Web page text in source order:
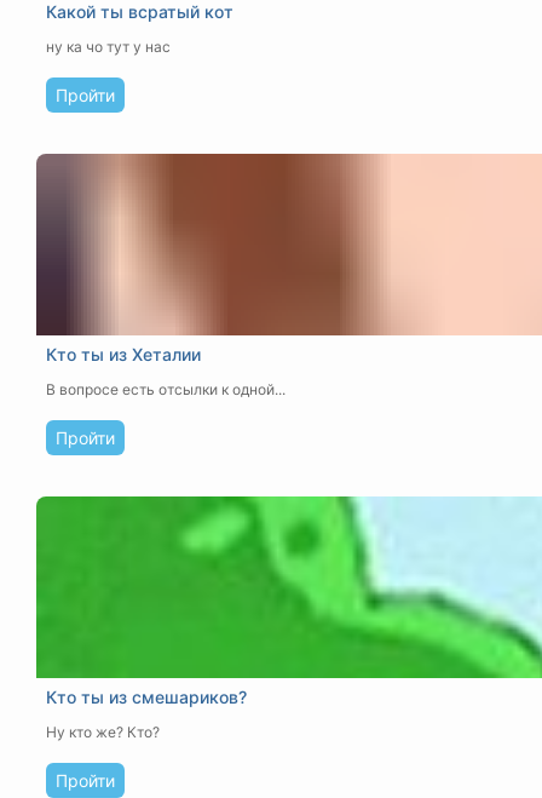
Какой ты всратый кот
ну ка чо тут у нас
Пройти
Кто ты из Хеталии
В вопросе есть отсылки к одной...
Пройти
Кто ты из смешариков?
Ну кто же? Кто?
Пройти